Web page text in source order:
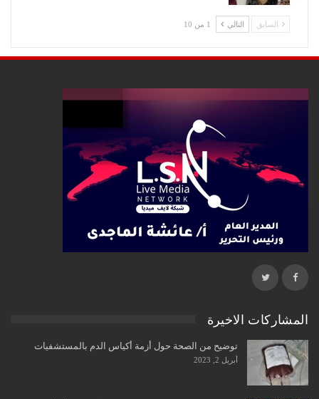
السابق التالي 1 من 10
المشاركات الاخيرة
توضيح من الصحة حول أزمة أكياس الدم بالمستشفيات
أبريل 2, 2023